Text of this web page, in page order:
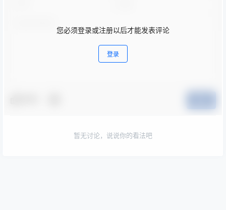
您必须登录或注册以后才能发表评论
登录
暂无讨论，说说你的看法吧